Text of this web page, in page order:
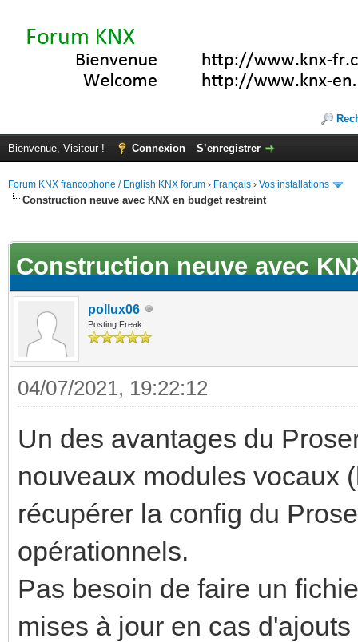
Bienvenue, Visiteur ! Connexion S’enregistrer
Forum KNX francophone / English KNX forum › Français › Vos installations
Construction neuve avec KNX en budget restreint
Construction neuve avec
pollux06
Posting Freak
04/07/2021, 19:22:12
Un des avantages du
nouveaux modules vocaux
récupérer la config du
opérationnels.
Pas besoin de faire un
mises à jour en cas